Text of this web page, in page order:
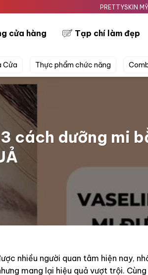
PRETTYSKIN MỸ PHẨM
cửa hàng Tạp chí làm đẹp
Cửa Thực phẩm chức năng
cách dưỡng mi
nhiều người quan tâm hiện nay,
mang lại hiệu quả vượt trội. Cùng